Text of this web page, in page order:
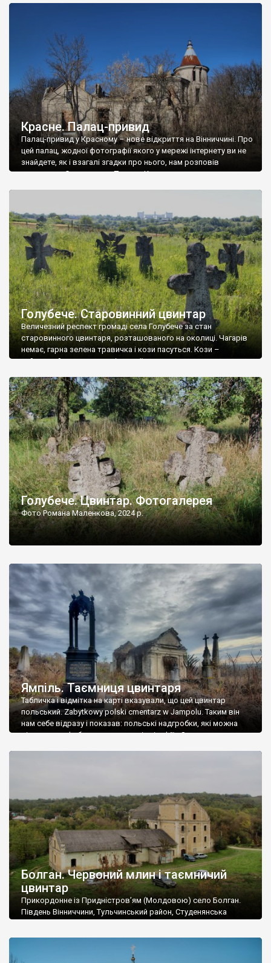
Красне. Палац-привид
Палац-привид у Красному – нове відкриття на Вінниччині. Про
цей палац, жодної фотографії якого у мережі інтернету ви не
знайдете, як і взагалі згадки про нього, нам розповів
мешканець Самгородка. Палац у Красному вразив не лише
Голубече. Старовинний цвинтар
Величезний респект громаді села Голубече за стан
старовинного цвинтаря, розташованого на околиці. Чагарів
немає, гарна зелена травичка і кози пасуться. Кози –
найкращий регулятор шкідливої, для старих кладовищ,
бруньками, кози ті бруньки обгризають, бо то улюблений
делікатес. На цвинтарі у Голубечому ціла колекція
різноманітних форм хрестів. Село відносно невелике, […]
Голубече. Цвинтар. Фотогалерея
Фото Романа Маленкова, 2024 р.
Ямпіль. Таємниця цвинтаря
Табличка і відмітка на карті вказували, що цей цвинтар
польський. Zabytkowy polski cmentarz w Jampolu. Таким він
нам себе відразу і показав: польські надгробки, які можна
віднести до фабричних, польські епітафії… Загалом цвинтар
Болган. Червоний млин і таємничий
цвинтар
Прикордонне із Придністров’ям (Молдовою) село Болган.
Південь Вінниччини, Тульчинський район, Студенянська
старовинний цвинтар із кам’яними хрестами. Всі епітафії, які
збереглися, написані кирилицею, церковнослов’янською